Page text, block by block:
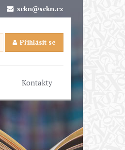
sckn@sckn.cz
Přihlásit se
Kontakty